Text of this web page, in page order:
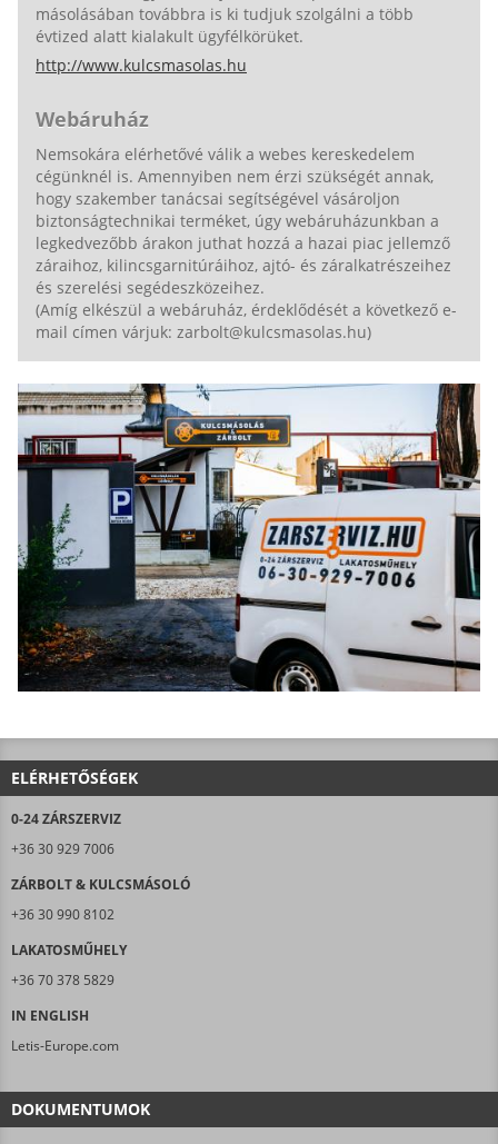
másolásában továbbra is ki tudjuk szolgálni a több
évtized alatt kialakult ügyfélkörüket.
http://www.kulcsmasolas.hu
Webáruház
Nemsokára elérhetővé válik a webes kereskedelem
cégünknél is. Amennyiben nem érzi szükségét annak,
hogy szakember tanácsai segítségével vásároljon
biztonságtechnikai terméket, úgy webáruházunkban a
legkedvezőbb árakon juthat hozzá a hazai piac jellemző
záraihoz, kilincsgarnitúráihoz, ajtó- és záralkatrészeihez
és szerelési segédeszközeihez.
(Amíg elkészül a webáruház, érdeklődését a következő e-
mail címen várjuk: zarbolt@kulcsmasolas.hu)
ELÉRHETŐSÉGEK
0-24 ZÁRSZERVIZ
+36 30 929 7006
ZÁRBOLT & KULCSMÁSOLÓ
+36 30 990 8102
LAKATOSMŰHELY
+36 70 378 5829
IN ENGLISH
Letis-Europe.com
DOKUMENTUMOK